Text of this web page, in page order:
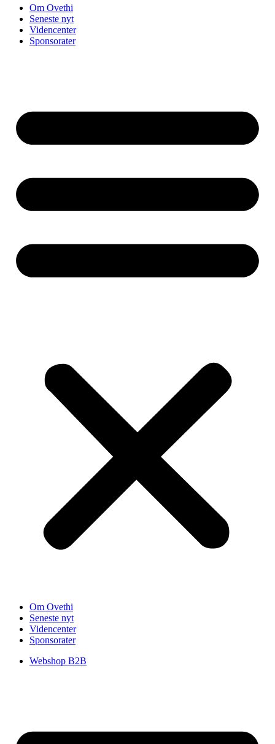
Om Ovethi
Seneste nyt
Videncenter
Sponsorater
Om Ovethi
Seneste nyt
Videncenter
Sponsorater
Webshop B2B